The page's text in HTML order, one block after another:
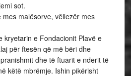
sot.
malësorve, vëllezër mes
kryetarin e Fondacionit Plavë e
për ftesën që më bëri dhe
dhe të ftuarit e nderit të
këtë mbrëmje. Ishin pikërisht